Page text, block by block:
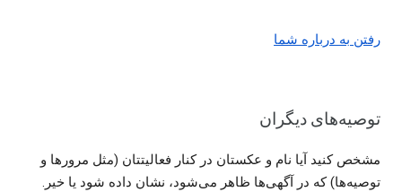
رفتن به درباره شما
توصیه‌های دیگران
مشخص کنید آیا نام و عکستان در کنار فعالیتتان (مثل مرورها و
توصیه‌ها) که در آگهی‌ها ظاهر می‌شود، نشان داده شود یا خیر.